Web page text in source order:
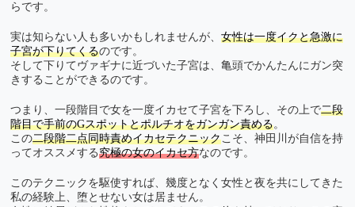
らです。
実は知らない人も多いかもしれませんが、 女性は一度イクと急激に
子宮が下りてくるのです。
そして下りてヴァギナに近づいた子宮は、亀頭でかんたんにガン突
きすることができるのです。
つまり、一段階目で女を一度イカセて子宮を下ろし、その上で二段
階目で手前のGスポットとポルチオをガンガン責める。
この二段階二点同時責めイカセテクニックこそ、神田川が自信を持
ってオススメする究極の女のイカセ方なのです。
このテクニックを駆使すれば、幾度となく女性と夜を共にしてきた
私の経験上、堕とせない女は居ません。